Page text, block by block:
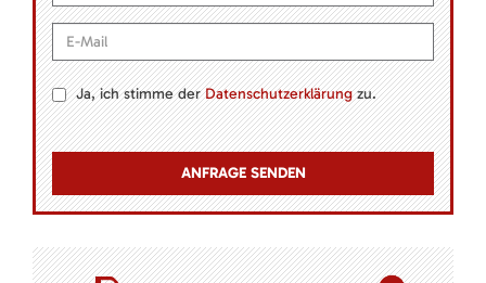
Ja, ich stimme derDatenschutzerklärungzu.